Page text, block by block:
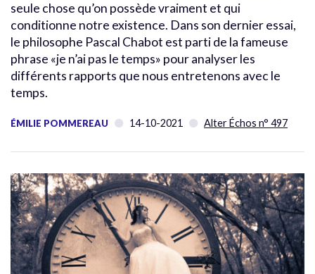
seule chose qu’on possède vraiment et qui
conditionne notre existence. Dans son dernier essai,
le philosophe Pascal Chabot est parti de la fameuse
phrase «je n’ai pas le temps» pour analyser les
différents rapports que nous entretenons avec le
temps.
ÉMILIE POMMEREAU 14-10-2021 Alter Échos n° 497